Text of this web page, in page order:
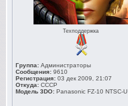
Техподдержка
Группа: Администраторы
Сообщения: 9610
Регистрация: 03 дек 2009, 21:07
Откуда: СССР
Модель 3DO: Panasonic FZ-10 NTSC-U